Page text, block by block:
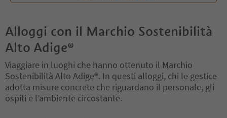
Alloggi con il Marchio Sostenibilità
Alto Adige®
Viaggiare in luoghi che hanno ottenuto il Marchio
Sostenibilità Alto Adige®. In questi alloggi, chi le gestice
adotta misure concrete che riguardano il personale, gli
ospiti e l’ambiente circostante.